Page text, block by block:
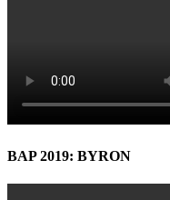
BAP 2019: BYRON